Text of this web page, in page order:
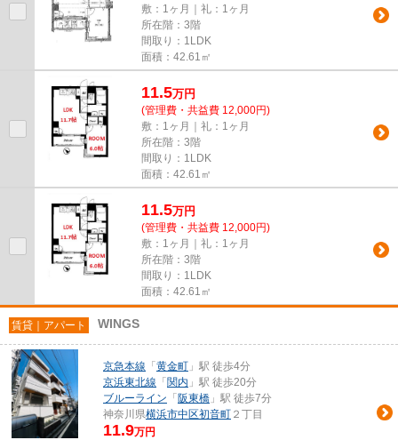
敷：1ヶ月｜礼：1ヶ月
所在階：3階
間取り：1LDK
面積：42.61㎡
11.5万円
(管理費・共益費 12,000円)
敷：1ヶ月｜礼：1ヶ月
所在階：3階
間取り：1LDK
面積：42.61㎡
11.5万円
(管理費・共益費 12,000円)
敷：1ヶ月｜礼：1ヶ月
所在階：3階
間取り：1LDK
面積：42.61㎡
賃貸｜アパート WINGS
京急本線 「 黄金町 」駅 徒歩4分
京浜東北線 「 関内 」駅 徒歩20分
ブルーライン 「 阪東橋 」駅 徒歩7分
神奈川県横浜市中区初音町 ２丁目
11.9万円